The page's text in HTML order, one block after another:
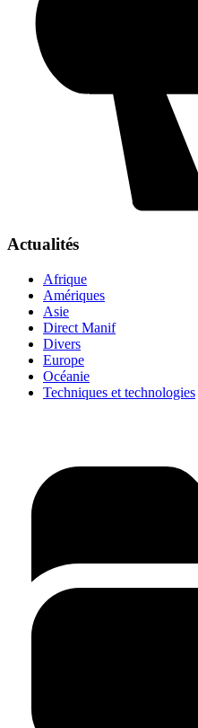
Actualités
Afrique
Amériques
Asie
Direct Manif
Divers
Europe
Océanie
Techniques et technologies